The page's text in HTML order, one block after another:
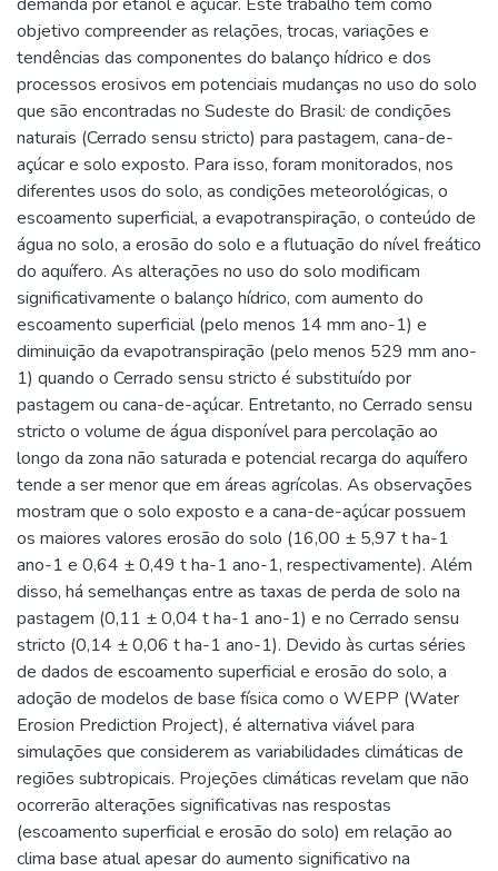
objetivo compreender as relações, trocas, variações e
tendências das componentes do balanço hídrico e dos
processos erosivos em potenciais mudanças no uso do solo
que são encontradas no Sudeste do Brasil: de condições
naturais (Cerrado sensu stricto) para pastagem, cana-de-
açúcar e solo exposto. Para isso, foram monitorados, nos
diferentes usos do solo, as condições meteorológicas, o
escoamento superficial, a evapotranspiração, o conteúdo de
água no solo, a erosão do solo e a flutuação do nível freático
do aquífero. As alterações no uso do solo modificam
significativamente o balanço hídrico, com aumento do
escoamento superficial (pelo menos 14 mm ano-1) e
diminuição da evapotranspiração (pelo menos 529 mm ano-
1) quando o Cerrado sensu stricto é substituído por
pastagem ou cana-de-açúcar. Entretanto, no Cerrado sensu
stricto o volume de água disponível para percolação ao
longo da zona não saturada e potencial recarga do aquífero
tende a ser menor que em áreas agrícolas. As observações
mostram que o solo exposto e a cana-de-açúcar possuem
os maiores valores erosão do solo (16,00 ± 5,97 t ha-1
ano-1 e 0,64 ± 0,49 t ha-1 ano-1, respectivamente). Além
disso, há semelhanças entre as taxas de perda de solo na
pastagem (0,11 ± 0,04 t ha-1 ano-1) e no Cerrado sensu
stricto (0,14 ± 0,06 t ha-1 ano-1). Devido às curtas séries
de dados de escoamento superficial e erosão do solo, a
adoção de modelos de base física como o WEPP (Water
Erosion Prediction Project), é alternativa viável para
simulações que considerem as variabilidades climáticas de
regiões subtropicais. Projeções climáticas revelam que não
ocorrerão alterações significativas nas respostas
(escoamento superficial e erosão do solo) em relação ao
clima base atual apesar do aumento significativo na